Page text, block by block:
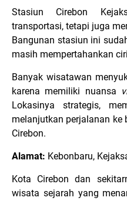
Stasiun Cirebon
transportasi, tetapi juga
Bangunan stasiun ini
masih mempertahankan
Banyak wisatawan
karena memiliki nuansa
Lokasinya strategis,
melanjutkan perjalanan
Cirebon.
Alamat: Kebonbaru,
Kota Cirebon dan
wisata sejarah yang